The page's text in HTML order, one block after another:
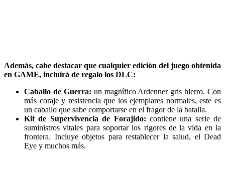
Además, cabe destacar que cualquier edición del juego obtenida
en GAME, incluirá de regalo los DLC:
Caballo de Guerra: un magnífico Ardenner gris hierro. Con
más coraje y resistencia que los ejemplares normales, este es
un caballo que sabe comportarse en el fragor de la batalla.
Kit de Supervivencia de Forajido: contiene una serie de
suministros vitales para soportar los rigores de la vida en la
frontera. Incluye objetos para restablecer la salud, el Dead
Eye y muchos más.